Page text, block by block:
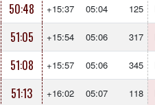
50:48 +15:37 05:04 125
51:05 +15:54 05:06 317
51:08 +15:57 05:06 345
51:13 +16:02 05:07 118